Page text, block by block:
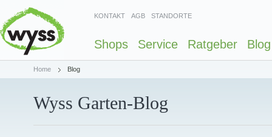
KONTAKT AGB STANDORTE
Shops Service Ratgeber Blog
Home Blog
Wyss Garten-Blog